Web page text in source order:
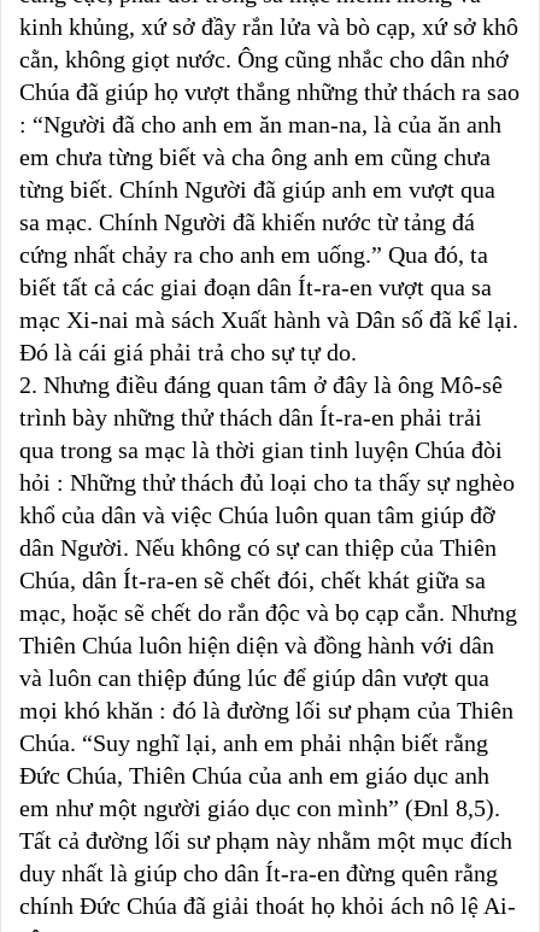
kinh khủng, xứ sở đầy rắn lửa và bò cạp, xứ sở khô
cằn, không giọt nước. Ông cũng nhắc cho dân nhớ
Chúa đã giúp họ vượt thắng những thử thách ra sao
: “Người đã cho anh em ăn man-na, là của ăn anh
em chưa từng biết và cha ông anh em cũng chưa
từng biết. Chính Người đã giúp anh em vượt qua
sa mạc. Chính Người đã khiến nước từ tảng đá
cứng nhất chảy ra cho anh em uống.” Qua đó, ta
biết tất cả các giai đoạn dân Ít-ra-en vượt qua sa
mạc Xi-nai mà sách Xuất hành và Dân số đã kể lại.
Đó là cái giá phải trả cho sự tự do.
2. Nhưng điều đáng quan tâm ở đây là ông Mô-sê
trình bày những thử thách dân Ít-ra-en phải trải
qua trong sa mạc là thời gian tinh luyện Chúa đòi
hỏi : Những thử thách đủ loại cho ta thấy sự nghèo
khổ của dân và việc Chúa luôn quan tâm giúp đỡ
dân Người. Nếu không có sự can thiệp của Thiên
Chúa, dân Ít-ra-en sẽ chết đói, chết khát giữa sa
mạc, hoặc sẽ chết do rắn độc và bọ cạp cắn. Nhưng
Thiên Chúa luôn hiện diện và đồng hành với dân
và luôn can thiệp đúng lúc để giúp dân vượt qua
mọi khó khăn : đó là đường lối sư phạm của Thiên
Chúa. “Suy nghĩ lại, anh em phải nhận biết rằng
Đức Chúa, Thiên Chúa của anh em giáo dục anh
em như một người giáo dục con mình” (Đnl 8,5).
Tất cả đường lối sư phạm này nhằm một mục đích
duy nhất là giúp cho dân Ít-ra-en đừng quên rằng
chính Đức Chúa đã giải thoát họ khỏi ách nô lệ Ai-